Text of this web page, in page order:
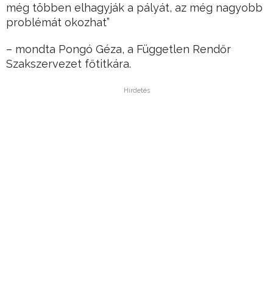
még többen elhagyják a pályát, az még nagyobb
problémát okozhat”
– mondta Pongó Géza, a Független Rendőr
Szakszervezet főtitkára.
Hirdetés